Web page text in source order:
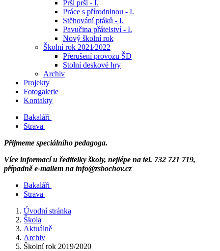
Prší prší - I.
Práce s přírodninou - I.
Stěhování ptáků - I.
Pavučina přátelství - I.
Nový školní rok
Školní rok 2021⁄2022
Přerušení provozu ŠD
Stolní deskové hry
Archiv
Projekty
Fotogalerie
Kontakty
Bakaláři
Strava
Přijmeme speciálního pedagoga.
Více informací u ředitelky školy, nejlépe na tel. 732 721 719,
případně e-mailem na info@zsbochov.cz
Bakaláři
Strava
Úvodní stránka
Škola
Aktuálně
Archiv
Školní rok 2019/2020